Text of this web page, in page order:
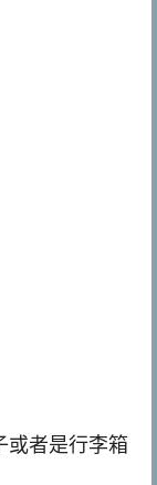
或者是行李箱